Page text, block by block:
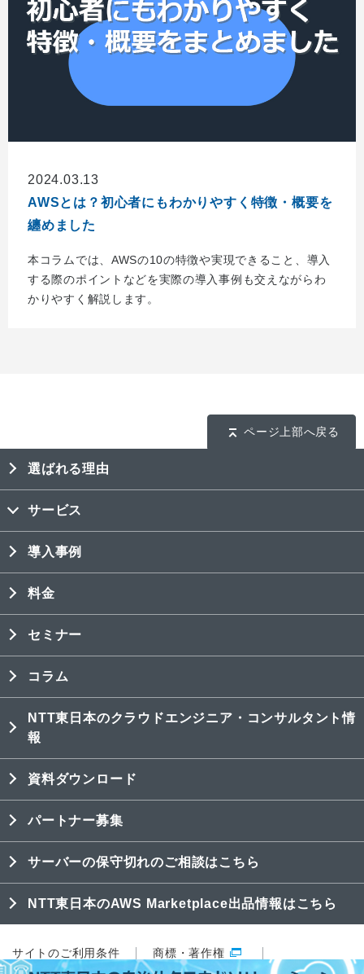
2024.03.13
AWSとは？初心者にもわかりやすく特徴・概要を
纏めました
本コラムでは、AWSの10の特徴や実現できること、導入
する際のポイントなどを実際の導入事例も交えながらわ
かりやすく解説します。
ページ上部へ戻る
選ばれる理由
サービス
導入事例
料金
セミナー
コラム
NTT東日本のクラウドエンジニア・コンサルタント情
報
資料ダウンロード
パートナー募集
サーバーの保守切れのご相談はこちら
NTT東日本のAWS Marketplace出品情報はこちら
サイトのご利用条件
商標・著作権